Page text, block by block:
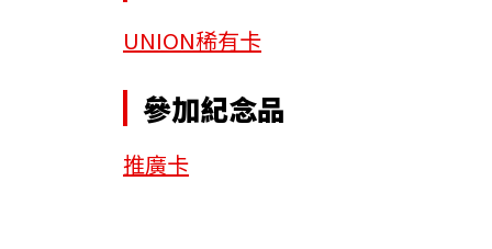
UNION稀有卡
參加紀念品
推廣卡